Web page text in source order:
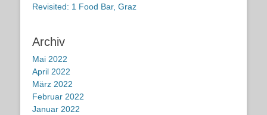
Revisited: 1 Food Bar, Graz
Archiv
Mai 2022
April 2022
März 2022
Februar 2022
Januar 2022